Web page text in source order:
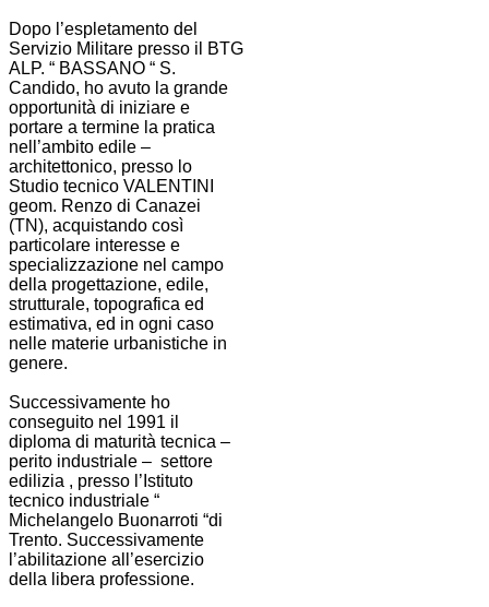
Dopo l’espletamento del
Servizio Militare presso il BTG
ALP. “ BASSANO “ S.
Candido, ho avuto la grande
opportunità di iniziare e
portare a termine la pratica
nell’ambito edile –
architettonico, presso lo
Studio tecnico VALENTINI
geom. Renzo di Canazei
(TN), acquistando così
particolare interesse e
specializzazione nel campo
della progettazione, edile,
strutturale, topografica ed
estimativa, ed in ogni caso
nelle materie urbanistiche in
genere.
Successivamente ho
conseguito nel 1991 il
diploma di maturità tecnica –
perito industriale – settore
edilizia , presso l’Istituto
tecnico industriale “
Michelangelo Buonarroti “di
Trento. Successivamente
l’abilitazione all’esercizio
della libera professione.